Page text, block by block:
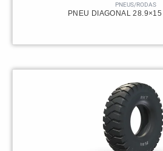
PNEUS/RODAS
PNEU DIAGONAL 28.9×15